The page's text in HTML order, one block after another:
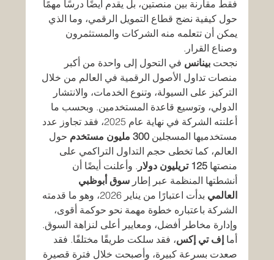
فقط مقارنة بين منصتين، بل يقدم أيضًا درسًا مهمًا
حول كيفية نضج قطاع التمويل الرقمي، وما الذي
يمكن أن تتعلمه منه الشركات والمستثمرون
وصناع القرار.
نجحت بينانس في التحول إلى واحدة من أكبر
منصات تداول الأصول الرقمية في العالم من خلال
التركيز على السيولة، وتنوع الخدمات، والانتشار
الدولي، وتوسيع قاعدة المستخدمين. وبحسب ما
أعلنته الشركة في نهاية عام 2025، فقد تجاوز عدد
مستخدميها المسجلين 300 مليون مستخدم
حول
العالم، كما تخطى حجم التداول التراكمي على
منصتها 125 تريليون دولار
. وأعلنت أيضًا أن
أنشطتها المنظمة عبر إطار سوق أبوظبي
العالمي
بدأت اعتبارًا من يناير 2026، وهو ما قدمته
الشركة باعتباره خطوة مهمة نحو حوكمة أقوى،
وإدارة مخاطر أفضل، ومعايير أعلى لنزاهة السوق.
أما إف تي إكس، فقد سلكت طريقًا مختلفًا. فقد
صعدت بسرعة كبيرة، وأصبحت خلال فترة قصيرة